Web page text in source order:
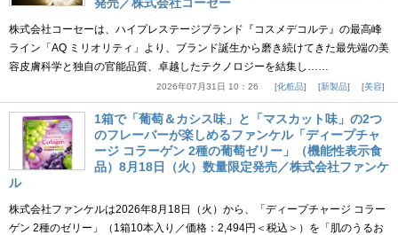
株式会社コーセーは、ハイプレステージブランド『コスメデコルテ』の最高峰
ライン「AQ ミリオリティ」より、ブランド誕生から磨き続けてきた最先端の美
容皮膚科学と独自の官能品質、卓越したテクノロジーを結集し……
2026年07月31日 10：26 化粧品 新製品 美容
1箱で「葡萄＆カシス味」と「マスカット味」の2つ
のフレーバーが楽しめるファンケル「ディープチャ
ージ コラーゲン 2種の葡萄ゼリー」（機能性表示食
品）8月18日（火）数量限定発売／株式会社ファンケ
ル
株式会社ファンケルは2026年8月18日（火）から、「ディープチャージ コラー
ゲン 2種のゼリー」（1箱10本入り／価格：2,494円＜税込＞）を「肌のうるお